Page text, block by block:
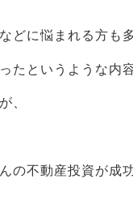
どに悩まれる方も
たというような内
、
の不動産投資が成